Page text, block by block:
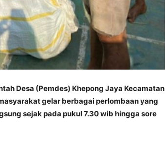
Desa (Pemdes) Khepong Jaya Kecamatan
gelar berbagai perlombaan yang
sejak pada pukul 7.30 wib hingga sore